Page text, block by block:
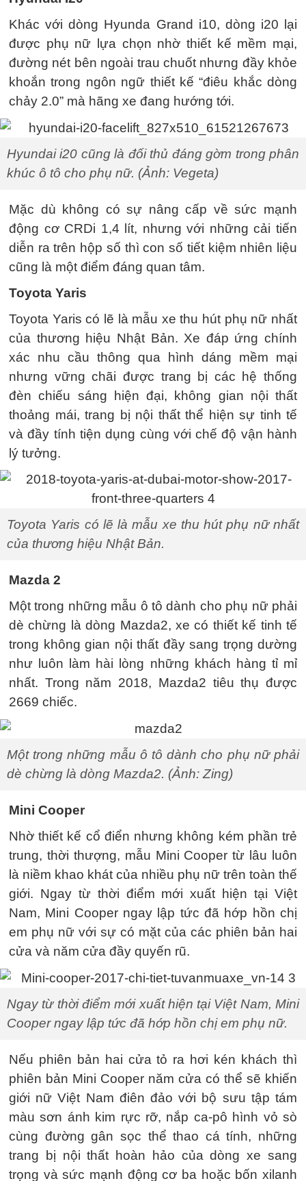
Khác với dòng Hyunda Grand i10, dòng i20 lại
được phụ nữ lựa chọn nhờ thiết kế mềm mại,
đường nét bên ngoài trau chuốt nhưng đầy khỏe
khoắn trong ngôn ngữ thiết kế “điêu khắc dòng
chảy 2.0” mà hãng xe đang hướng tới.
Hyundai i20 cũng là đối thủ đáng gờm trong phân
khúc ô tô cho phụ nữ. (Ảnh: Vegeta)
Mặc dù không có sự nâng cấp về sức mạnh
động cơ CRDi 1,4 lít, nhưng với những cải tiến
diễn ra trên hộp số thì con số tiết kiệm nhiên liệu
cũng là một điểm đáng quan tâm.
Toyota Yaris
Toyota Yaris có lẽ là mẫu xe thu hút phụ nữ nhất
của thương hiệu Nhật Bản. Xe đáp ứng chính
xác nhu cầu thông qua hình dáng mềm mại
nhưng vững chãi được trang bị các hệ thống
đèn chiếu sáng hiện đại, không gian nội thất
thoảng mái, trang bị nội thất thể hiện sự tinh tế
và đầy tính tiện dụng cùng với chế độ vận hành
lý tưởng.
Toyota Yaris có lẽ là mẫu xe thu hút phụ nữ nhất
của thương hiệu Nhật Bản.
Mazda 2
Một trong những mẫu ô tô dành cho phụ nữ phải
dè chừng là dòng Mazda2, xe có thiết kế tinh tế
trong không gian nội thất đầy sang trọng dường
như luôn làm hài lòng những khách hàng tỉ mỉ
nhất. Trong năm 2018, Mazda2 tiêu thụ được
2669 chiếc.
Một trong những mẫu ô tô dành cho phụ nữ phải
dè chừng là dòng Mazda2. (Ảnh: Zing)
Mini Cooper
Nhờ thiết kế cổ điển nhưng không kém phần trẻ
trung, thời thượng, mẫu Mini Cooper từ lâu luôn
là niềm khao khát của nhiều phụ nữ trên toàn thế
giới. Ngay từ thời điểm mới xuất hiện tại Việt
Nam, Mini Cooper ngay lập tức đã hớp hồn chị
em phụ nữ với sự có mặt của các phiên bản hai
cửa và năm cửa đầy quyến rũ.
Ngay từ thời điểm mới xuất hiện tại Việt Nam, Mini
Cooper ngay lập tức đã hớp hồn chị em phụ nữ.
Nếu phiên bản hai cửa tỏ ra hơi kén khách thì
phiên bản Mini Cooper năm cửa có thể sẽ khiến
giới nữ Việt Nam điên đảo với bộ sưu tập tám
màu sơn ánh kim rực rỡ, nắp ca-pô hình vỏ sò
cùng đường gân sọc thể thao cá tính, những
trang bị nội thất hoàn hảo của dòng xe sang
trọng và sức mạnh động cơ ba hoặc bốn xilanh